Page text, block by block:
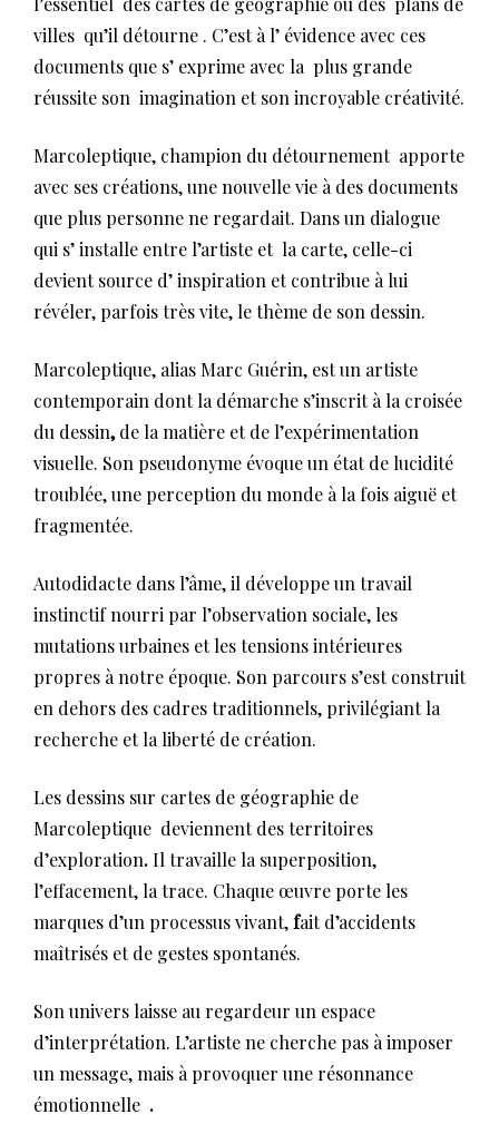
villes qu’il détourne . C’est à l’ évidence avec ces
documents que s’ exprime avec la plus grande
réussite son imagination et son incroyable créativité.
Marcoleptique, champion du détournement apporte
avec ses créations, une nouvelle vie à des documents
que plus personne ne regardait. Dans un dialogue
qui s’ installe entre l’artiste et la carte, celle-ci
devient source d’ inspiration et contribue à lui
révéler, parfois très vite, le thème de son dessin.
Marcoleptique, alias Marc Guérin, est un artiste
contemporain dont la démarche s’inscrit à la croisée
du dessin, de la matière et de l’expérimentation
visuelle. Son pseudonyme évoque un état de lucidité
troublée, une perception du monde à la fois aiguë et
fragmentée.
Autodidacte dans l’âme, il développe un travail
instinctif nourri par l’observation sociale, les
mutations urbaines et les tensions intérieures
propres à notre époque. Son parcours s’est construit
en dehors des cadres traditionnels, privilégiant la
recherche et la liberté de création.
Les dessins sur cartes de géographie de
Marcoleptique deviennent des territoires
d’exploration.Il travaille la superposition,
l’effacement, la trace. Chaque œuvre porte les
marques d’un processus vivant,fait d’accidents
maîtrisés et de gestes spontanés.
Son univers laisse au regardeur un espace
d’interprétation. L’artiste ne cherche pas à imposer
un message, mais à provoquer une résonnance
émotionnelle .